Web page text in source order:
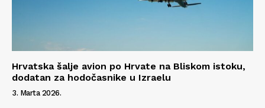
Hrvatska šalje avion po Hrvate na Bliskom istoku,
dodatan za hodočasnike u Izraelu
3. Marta 2026.